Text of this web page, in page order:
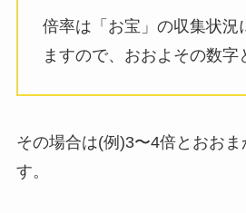
倍率は「お宝」の収集状況
ますので、おおよその数字
その場合は(例)3〜4倍とおおま
す。